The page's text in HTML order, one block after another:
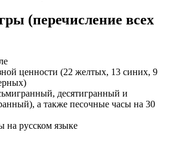
(перечисление всех
ценности (22 желтых, 13 синих, 9
десятигранный и
а также песочные часы на 30
на русском языке